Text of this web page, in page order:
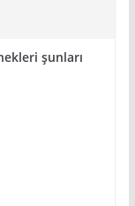
şunları